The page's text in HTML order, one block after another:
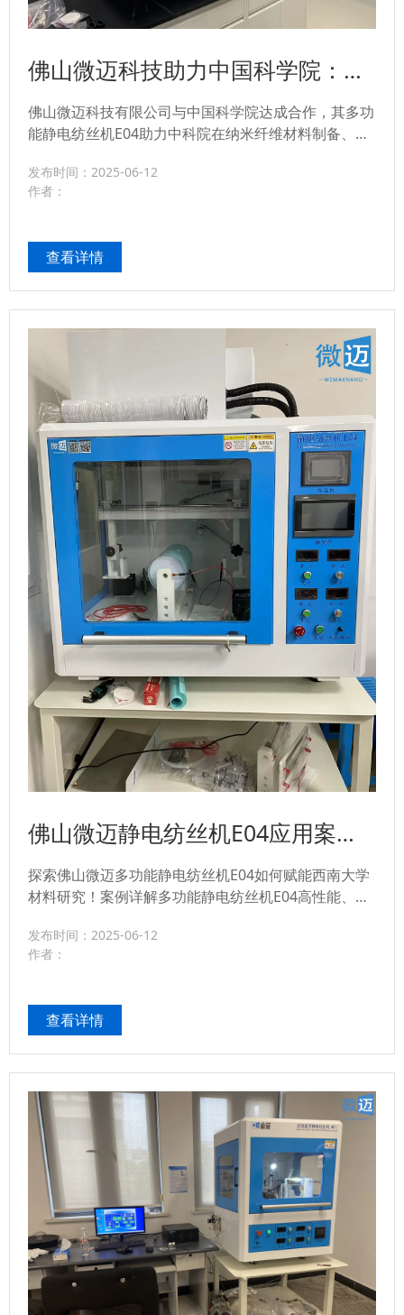
佛山微迈科技助力中国科学院：多
研究突破
佛山微迈科技有限公司与中国科学院达成合作，其多功
能静电纺丝机E04助力中科院在纳米纤维材料制备、复
纳米纤维材料的产业化进程。...
发布时间：2025-06-12
作者：
查看详情
佛山微迈静电纺丝机E04应用案
例：助力西南大学纳米纤维前沿科
研
探索佛山微迈多功能静电纺丝机E04如何赋能西南大学
材料研究！案例详解多功能静电纺丝机E04高性能、稳
量，支撑多学科科研与教学。查看顶尖高校的选择！...
发布时间：2025-06-12
作者：
查看详情